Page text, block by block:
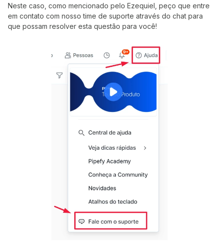
Neste caso, como mencionado pelo Ezequiel, peço que entre
em contato com nosso time de suporte através do chat para
que possam resolver esta questão para você!